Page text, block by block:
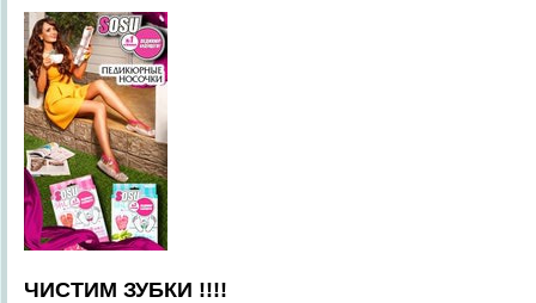
ЧИСТИМ ЗУБКИ !!!!